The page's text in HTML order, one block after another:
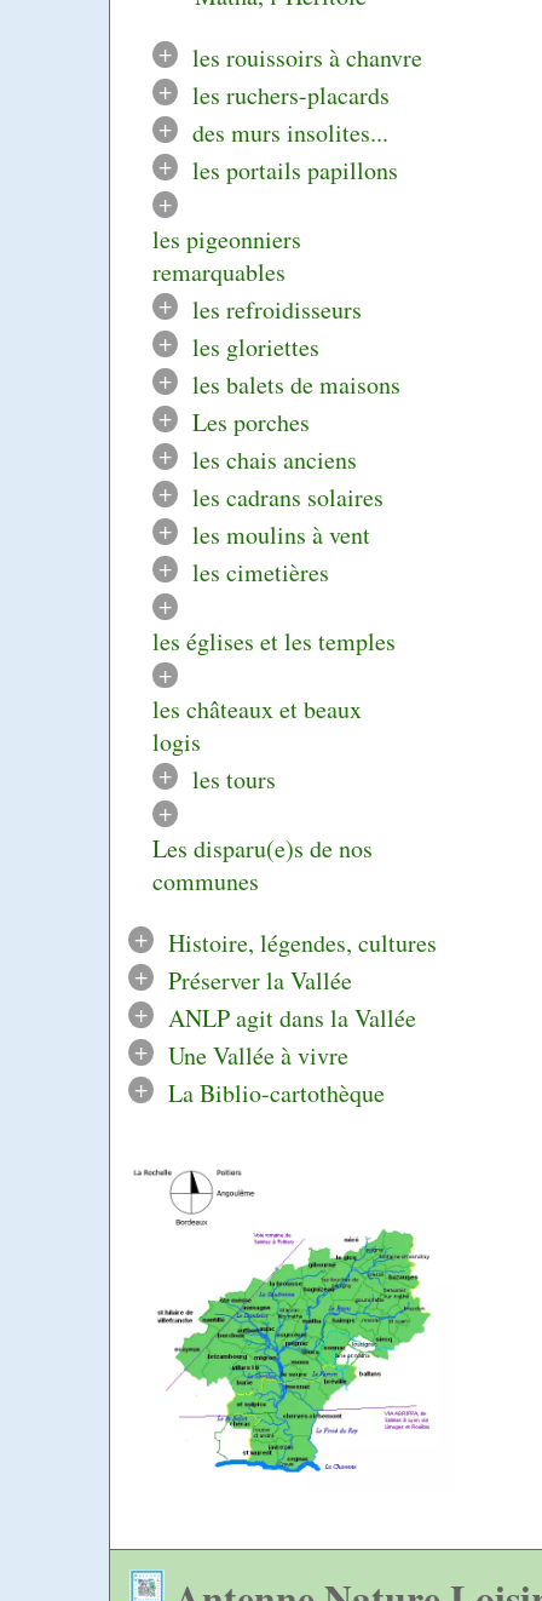
+
les rouissoirs à chanvre
+
les ruchers-placards
+
des murs insolites...
+
les portails papillons
+
les pigeonniers
remarquables
+
les refroidisseurs
+
les gloriettes
+
les balets de maisons
+
Les porches
+
les chais anciens
+
les cadrans solaires
+
les moulins à vent
+
les cimetières
+
les églises et les temples
+
les châteaux et beaux
logis
+
les tours
+
Les disparu(e)s de nos
communes
+
Histoire, légendes, cultures
+
Préserver la Vallée
+
ANLP agit dans la Vallée
+
Une Vallée à vivre
+
La Biblio-cartothèque